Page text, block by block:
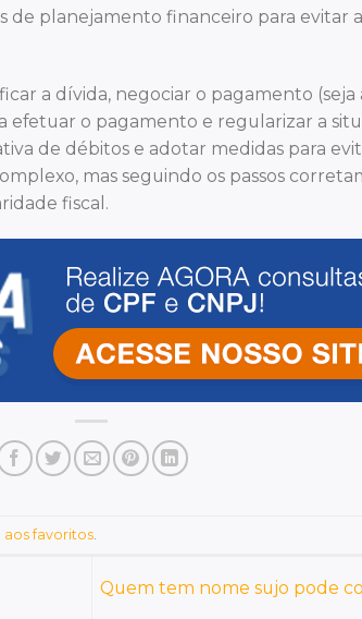
de planejamento financeiro para evitar
a dívida, negociar o pagamento (seja
efetuar o pagamento e regularizar a
de débitos e adotar medidas para
mas seguindo os passos
fiscal.
favoritos
Quem tem nome sujo pode